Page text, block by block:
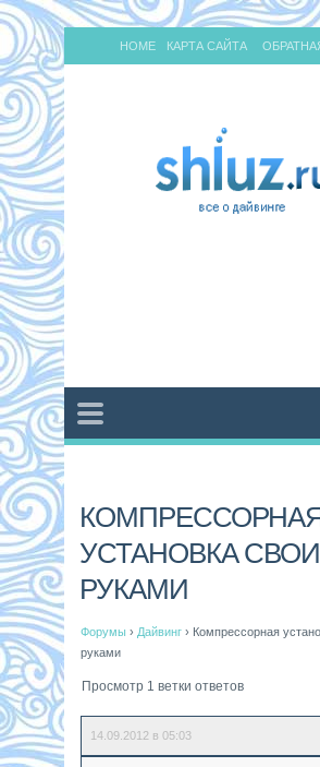
HOME КАРТА САЙТА
УСТАНОВКА
РУКАМИ
Форумы › Дайвинг › Компрессорная
руками
Просмотр 1 ветки ответов
14.09.2012 в 05:03